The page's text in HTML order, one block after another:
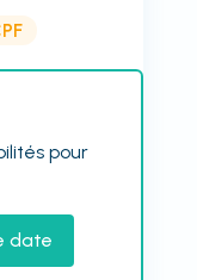
pour
date